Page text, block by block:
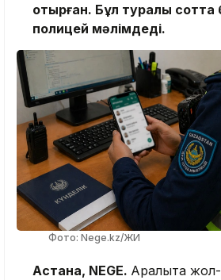
отырған. Бұл туралы сотта
полицей мәлімдеді.
Фото: Nege.kz/ЖИ
Астана, NEGE. Арқалықта